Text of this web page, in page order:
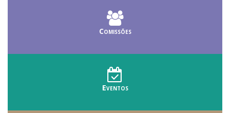
Comissões
Eventos